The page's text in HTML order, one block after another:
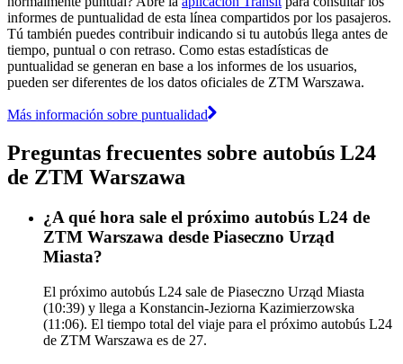
informes de puntualidad de esta línea compartidos por los pasajeros.
Tú también puedes contribuir indicando si tu autobús llega antes de
tiempo, puntual o con retraso. Como estas estadísticas de
puntualidad se generan en base a los informes de los usuarios,
pueden ser diferentes de los datos oficiales de ZTM Warszawa.
Más información sobre puntualidad
Preguntas frecuentes sobre autobús L24
de ZTM Warszawa
¿A qué hora sale el próximo autobús L24 de
ZTM Warszawa desde Piaseczno Urząd
Miasta?
El próximo autobús L24 sale de Piaseczno Urząd Miasta
(10:39) y llega a Konstancin-Jeziorna Kazimierzowska
(11:06). El tiempo total del viaje para el próximo autobús L24
de ZTM Warszawa es de 27.